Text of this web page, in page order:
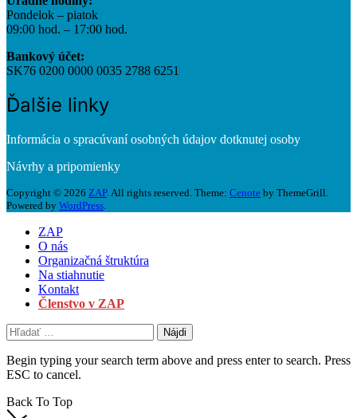
Pondelok – piatok
09:00 hod. – 17:00 hod.
Bankový účet:
SK76 0200 0000 0035 2788 6251
Ďalšie linky
Informácia o spracúvaní osobných údajov dotknutej osoby
Návrhy a pripomienky
Copyright © 2026 ZAP. All rights reserved. Theme: Cenote by ThemeGrill.
Powered by WordPress.
ZAP
O nás
Organizačná štruktúra
Na stiahnutie
Kontakt
Členstvo v ZAP
Hľadať:
Begin typing your search term above and press enter to search. Press
ESC to cancel.
Back To Top